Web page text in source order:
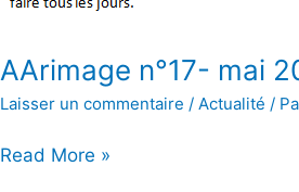
AArimage n°17- mai
Laisser un commentaire / Actualité /
Read More »